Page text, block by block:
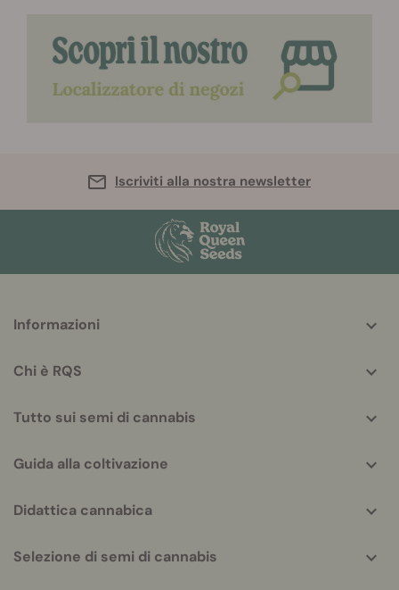
Iscriviti alla nostra newsletter
helpful
Informazioni
Chi è RQS
Tutto sui semi di cannabis
Guida alla coltivazione
Didattica cannabica
Selezione di semi di cannabis